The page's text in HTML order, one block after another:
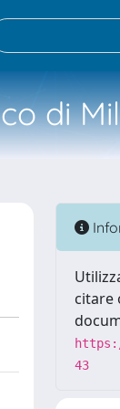
di
citare
43